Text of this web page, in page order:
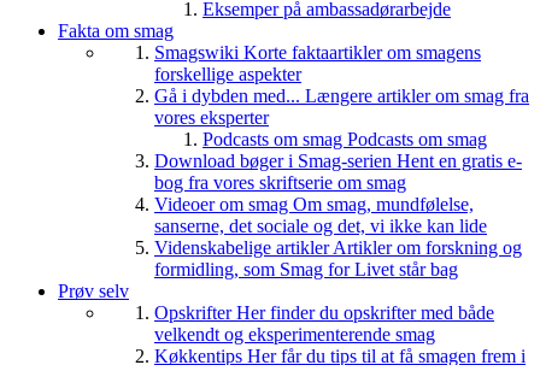
Eksemper på ambassadørarbejde
Fakta om smag
Smagswiki Korte faktaartikler om smagens
forskellige aspekter
Gå i dybden med... Længere artikler om smag fra
vores eksperter
Podcasts om smag Podcasts om smag
Download bøger i Smag-serien Hent en gratis e-
bog fra vores skriftserie om smag
Videoer om smag Om smag, mundfølelse,
sanserne, det sociale og det, vi ikke kan lide
Videnskabelige artiklerArtikler om forskning og
formidling, som Smag for Livet står bag
Prøv selv
OpskrifterHer finder du opskrifter med både
velkendt og eksperimenterende smag
Køkkentips Her får du tips til at få smagen frem i